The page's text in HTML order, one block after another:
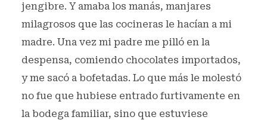
jengibre. Y amaba los manás, manjares
milagrosos que las cocineras le hacían a mi
madre. Una vez mi padre me pilló en la
despensa, comiendo chocolates importados,
y me sacó a bofetadas. Lo que más le molestó
no fue que hubiese entrado furtivamente en
la bodega familiar, sino que estuviese